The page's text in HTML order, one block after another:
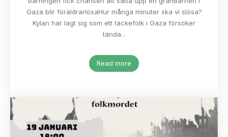
Gaza blir föräldrarlösaHur många minuter ska vi slösa?
Kylan har lagt sig som ett täckefolk i Gaza försöker
tända...
Read more